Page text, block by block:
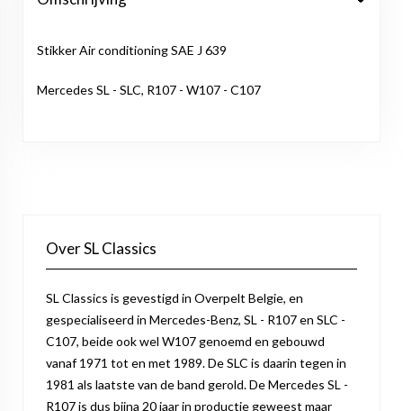
Stikker Air conditioning SAE J 639
Mercedes SL - SLC, R107 - W107 - C107
Over SL Classics
SL Classics is gevestigd in Overpelt Belgie, en
gespecialiseerd in Mercedes-Benz, SL - R107 en SLC -
C107, beide ook wel W107 genoemd en gebouwd
vanaf 1971 tot en met 1989. De SLC is daarin tegen in
1981 als laatste van de band gerold. De Mercedes SL -
R107 is dus bijna 20 jaar in productie geweest maar